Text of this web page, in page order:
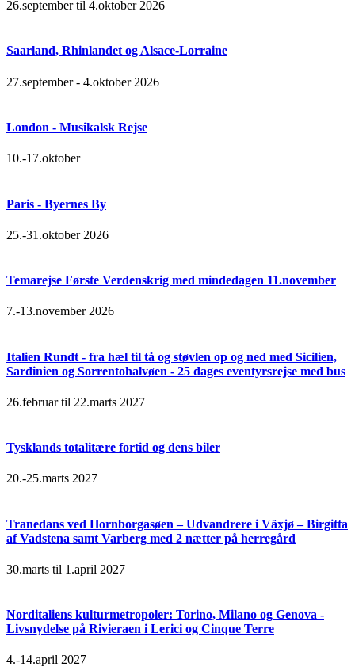
26.september til 4.oktober 2026
Saarland, Rhinlandet og Alsace-Lorraine
27.september - 4.oktober 2026
London - Musikalsk Rejse
10.-17.oktober
Paris - Byernes By
25.-31.oktober 2026
Temarejse Første Verdenskrig med mindedagen 11.november
7.-13.november 2026
Italien Rundt - fra hæl til tå og støvlen op og ned med Sicilien,
Sardinien og Sorrentohalvøen - 25 dages eventyrsrejse med bus
26.februar til 22.marts 2027
Tysklands totalitære fortid og dens biler
20.-25.marts 2027
Tranedans ved Hornborgasøen – Udvandrere i Växjø – Birgitta
af Vadstena samt Varberg med 2 nætter på herregård
30.marts til 1.april 2027
Norditaliens kulturmetropoler: Torino, Milano og Genova -
Livsnydelse på Rivieraen i Lerici og Cinque Terre
4.-14.april 2027